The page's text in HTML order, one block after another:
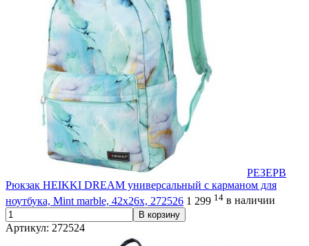
РЕЗЕРВ
Рюкзак HEIKKI DREAM универсальный с карманом для
ноутбука, Mint marble, 42х26х, 272526 1 299 14 в наличии
В корзину
Артикул: 272524